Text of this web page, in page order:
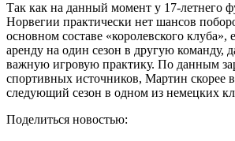
Так как на данный момент у 17-летнего
Норвегии практически нет шансов
основном составе «королевского клуба»,
аренду на один сезон в другую команду,
важную игровую практику. По данным
спортивных источников, Мартин скорее
следующий сезон в одном из немецких
Поделиться новостью: